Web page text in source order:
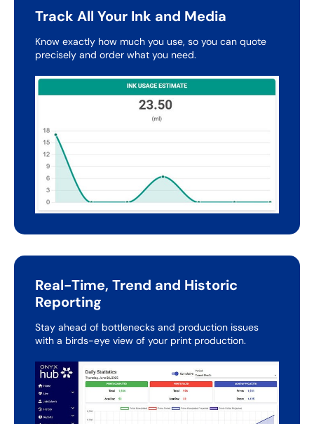
Track All Your Ink and Media
Know exactly how much you use, so you can quote
precisely and order what you need.
Real-Time, Trend and Historic
Reporting
Stay ahead of bottlenecks and production issues
with a birds-eye view of your print production.